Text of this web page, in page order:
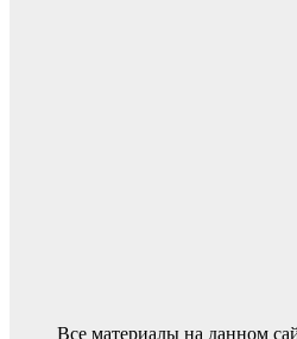
Все материалы на данном